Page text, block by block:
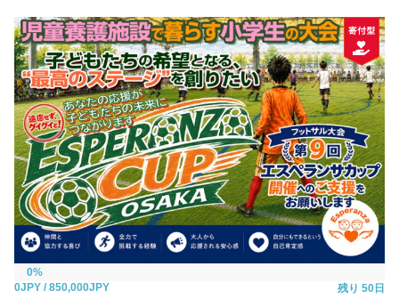
0%
0JPY / 850,000JPY 残り 50日